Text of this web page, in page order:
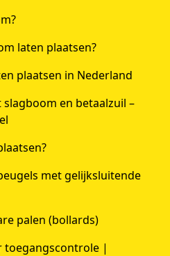
laten plaatsen?
plaatsen in Nederland
en betaalzuil –
met gelijksluitende
palen (bollards)
toegangscontrole |